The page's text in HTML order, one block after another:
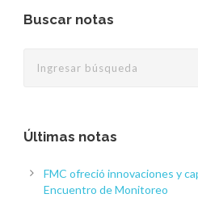
Buscar notas
Últimas notas
FMC ofreció innovaciones y
Encuentro de Monitoreo